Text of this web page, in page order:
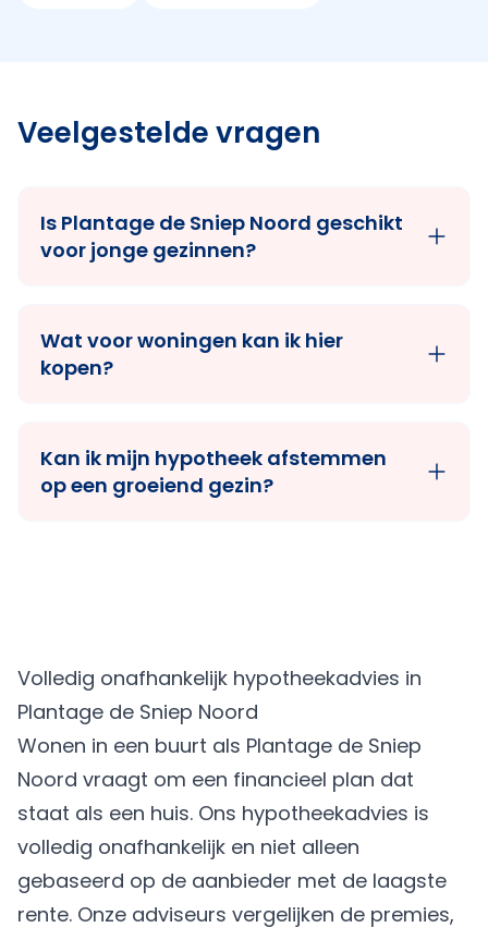
Veelgestelde vragen
Is Plantage de Sniep Noord geschikt
voor jonge gezinnen?
Wat voor woningen kan ik hier
kopen?
Kan ik mijn hypotheek afstemmen
op een groeiend gezin?
Volledig onafhankelijk hypotheekadvies in
Plantage de Sniep Noord
Wonen in een buurt als Plantage de Sniep
Noord vraagt om een financieel plan dat
staat als een huis. Ons hypotheekadvies is
volledig onafhankelijk en niet alleen
gebaseerd op de aanbieder met de laagste
rente. Onze adviseurs vergelijken de premies,